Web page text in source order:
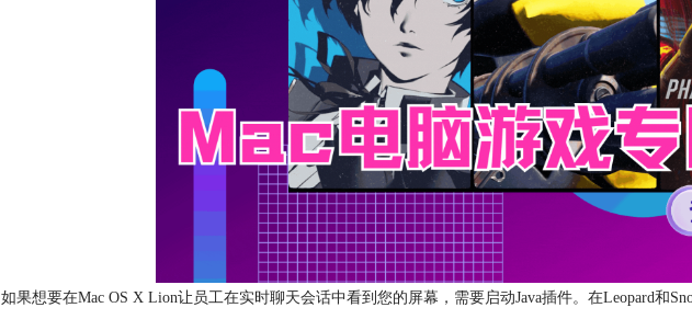
如果想要在Mac OS X Lion让员工在实时聊天会话中看到您的屏幕，需要启动Java插件。在Leopard和